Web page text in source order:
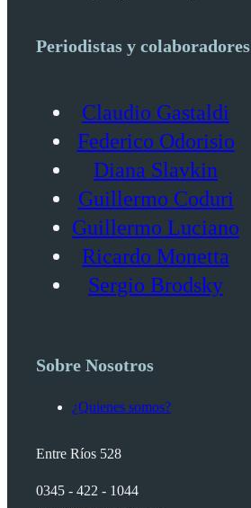
Periodistas y colaboradores
Claudio Gastaldi
Federico Odorisio
Diana Slavkin
Guillermo Coduri
Guillermo Luciano
Ricardo Monetta
Sergio Brodsky
Sobre Nosotros
¿Quienes somos?
Entre Ríos 528
0345 - 422 - 1044